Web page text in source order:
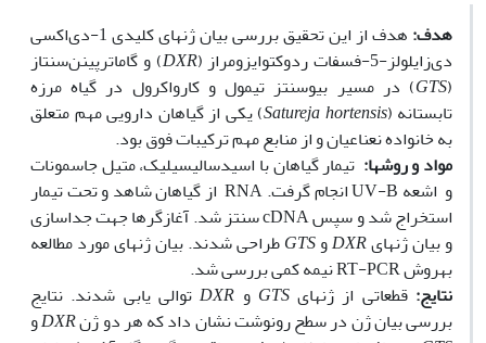
هدف:
هدف از این تحقیق بررسی بیان ژن‏های کلیدی 1-دی‌اکسی
دی‌زایلولز-5-فسفات ردوکتوایزومراز (
DXR) و گاماترپینن‌سنتاز
(
GTS) در مسیر بیوسنتز تیمول و کارواکرول در گیاه مرزه
تابستانه (
Saturejahortensis
) یکی از گیاهان دارویی مهم متعلق
به خانواده نعناعیان و از منابع مهم ترکیبات فوق بود.
مواد و روشها: تیمار گیاهان با اسیدسالیسیلیک، متیل جاسمونات
و اشعه UV-B انجام گرفت. RNA از گیاهان شاهد و تحت تیمار
استخراج شد و سپس cDNA سنتز شد. آغازگر‏ها جهت جداسازی
و بیان ژنهایDXRوGTSطراحی شدند. بیان ژن‏های مورد مطالعه
به‏روش RT-PCR نیمه کمی بررسی شد.
نتایج:قطعاتی از ژن‏هایGTS و DXRتوالی یابی شدند. نتایج
بررسی بیان ژن در سطح رونوشت نشان داد که هر دو ژنDXRو